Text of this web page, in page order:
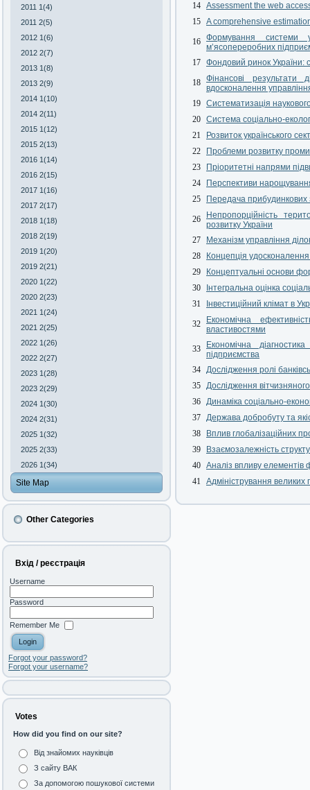
2011 1(4)
2011 2(5)
2012 1(6)
2012 2(7)
2013 1(8)
2013 2(9)
2014 1(10)
2014 2(11)
2015 1(12)
2015 2(13)
2016 1(14)
2016 2(15)
2017 1(16)
2017 2(17)
2018 1(18)
2018 2(19)
2019 1(20)
2019 2(21)
2020 1(22)
2020 2(23)
2021 1(24)
2021 2(25)
2022 1(26)
2022 2(27)
2023 1(28)
2023 2(29)
2024 1(30)
2024 2(31)
2025 1(32)
2025 2(33)
2026 1(34)
Site Map
Other Categories
Вхід / реєстрація
Username
Password
Remember Me
Forgot your password?
Forgot your username?
Votes
How did you find on our site?
Від знайомих науківців
З сайту ВАК
За допомогою пошукової системи
14 Assessment the web
15 A comprehensive
16 Формування системи
м’ясопереробних
17 Фондовий ринок України:
18 Фінансові результати
вдосконалення
19 Систематизація
20 Система соціально-
21
Розвиток українського
22
Проблеми розвитку
23
Пріоритетні напрями
24
Перспективи
25
Передача прибудинкових
26
Непропорційність
розвитку України
27
Механізм управління
28
Концепція
29
Концептуальні основи
30
Інтегральна оцінка
31
Інвестиційний клімат в
32
Економічна
властивостями
33
Економічна
підприємства
34 Дослідження ролі
35 Дослідження
36 Динаміка соціально-
37 Держава добробуту та
38
Вплив глобалізаційних
39
Взаємозалежність
40 Аналіз впливу елементів
41
Адміністрування великих